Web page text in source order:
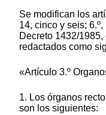
Se modifican los
14, cinco y seis; 6.º,
Decreto 1432/
redactados como
«Artículo 3.º
1. Los órganos
son los siguientes: